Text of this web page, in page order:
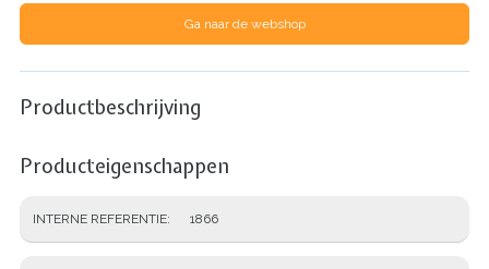
Ga naar de webshop
Productbeschrijving
Producteigenschappen
INTERNE REFERENTIE 1866